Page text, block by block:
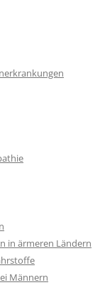
in ärmeren Ländern
Männern